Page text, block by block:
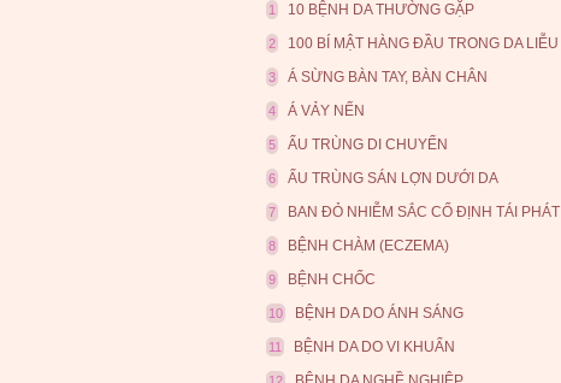
1 10 BỆNH DA THƯỜNG GẶP
2 100 BÍ MẬT HÀNG ĐẦU TRONG DA LIỄU
3 Á SỪNG BÀN TAY, BÀN CHÂN
4 Á VẢY NẾN
5 ẤU TRÙNG DI CHUYỂN
6 ẤU TRÙNG SÁN LỢN DƯỚI DA
7 BAN ĐỎ NHIỄM SẮC CỐ ĐỊNH TÁI PHÁT
8 BỆNH CHÀM (ECZEMA)
9 BỆNH CHỐC
10 BỆNH DA DO ÁNH SÁNG
11 BỆNH DA DO VI KHUẨN